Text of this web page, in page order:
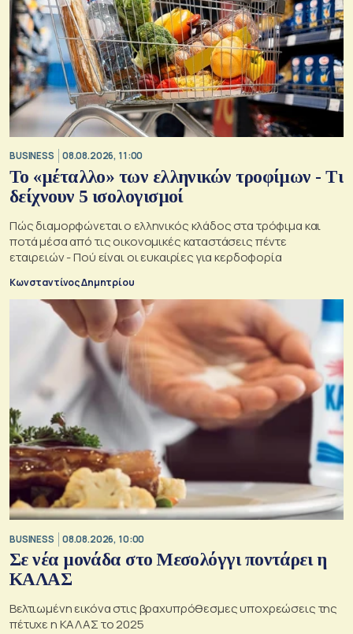
BUSINESS 08.08.2026, 11:00
Το «μέταλλο» των ελληνικών τροφίμων - Τι
δείχνουν 5 ισολογισμοί
Πώς διαμορφώνεται ο ελληνικός κλάδος στα τρόφιμα και
ποτά μέσα από τις οικονομικές καταστάσεις πέντε
εταιρειών - Πού είναι οι ευκαιρίες για κερδοφορία
Κωνσταντίνος Δημητρίου
BUSINESS 08.08.2026, 10:00
Σε νέα μονάδα στο Μεσολόγγι ποντάρει η
ΚΑΛΑΣ
Βελτιωμένη εικόνα στις βραχυπρόθεσμες υποχρεώσεις της
πέτυχε η ΚΑΛΑΣ το 2025